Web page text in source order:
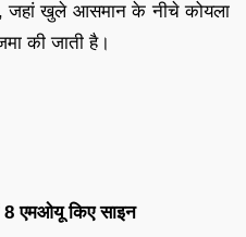
जहां खुले आसमान के नीचे कोयला
की जाती है।
8 एमओयू किए साइन